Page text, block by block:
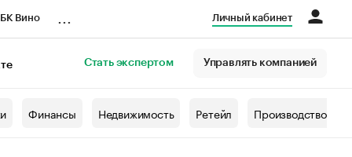
Вино Личный кабинет
Стать экспертом Управлять компанией
Финансы Недвижимость Ретейл Производство